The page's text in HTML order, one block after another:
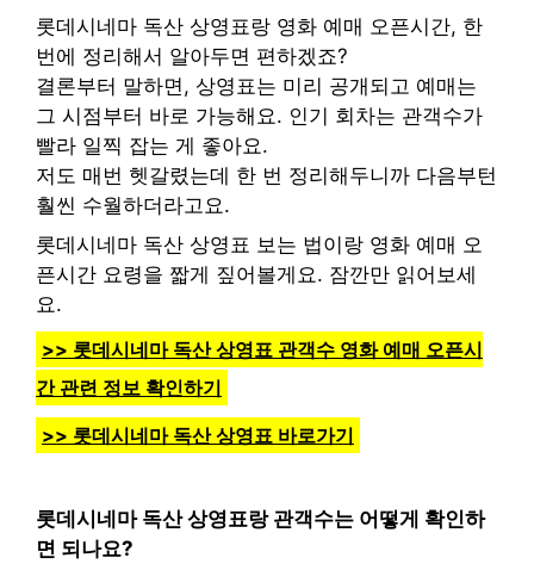
롯데시네마 독산 상영표랑 영화 예매 오픈시간, 한
번에 정리해서 알아두면 편하겠죠?
결론부터 말하면, 상영표는 미리 공개되고 예매는
그 시점부터 바로 가능해요. 인기 회차는 관객수가
빨라 일찍 잡는 게 좋아요.
저도 매번 헷갈렸는데 한 번 정리해두니까 다음부턴
훨씬 수월하더라고요.
롯데시네마 독산 상영표 보는 법이랑 영화 예매 오
픈시간 요령을 짧게 짚어볼게요. 잠깐만 읽어보세
요.
>> 롯데시네마 독산 상영표 관객수 영화 예매 오픈시
간 관련 정보 확인하기
>> 롯데시네마 독산 상영표 바로가기
롯데시네마 독산 상영표랑 관객수는 어떻게 확인하
면 되나요?